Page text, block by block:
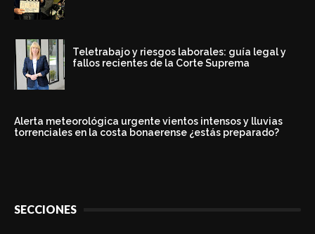
Teletrabajo y riesgos laborales: guía legal y
fallos recientes de la Corte Suprema
Alerta meteorológica urgente vientos intensos y lluvias
torrenciales en la costa bonaerense ¿estás preparado?
SECCIONES